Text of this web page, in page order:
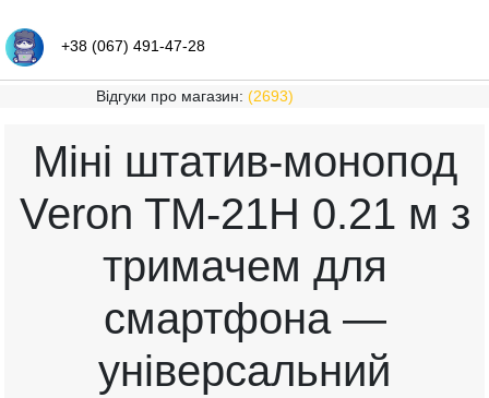
+38 (067) 491-47-28
Відгуки про магазин: (2693)
Міні штатив-монопод
Veron TM-21H 0.21 м з
тримачем для
смартфона —
універсальний